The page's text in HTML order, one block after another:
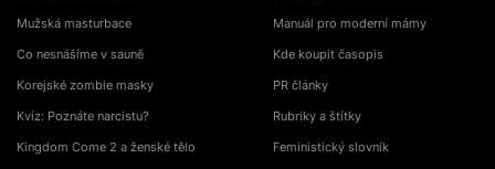
Mužská masturbace
Co nesnášíme v sauně
Korejské zombie masky
Kvíz: Poznáte narcistu?
Kingdom Come 2 a ženské tělo
Manuál pro moderní mámy
Kde koupit časopis
PR články
Rubriky a štítky
Feministický slovník